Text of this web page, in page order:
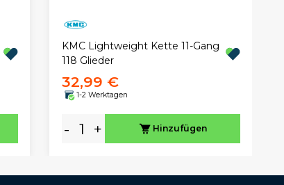
KMC Lightweight Kette 11-Gang
118 Glieder
32,99 €
1-2 Werktagen
- + Hinzufügen